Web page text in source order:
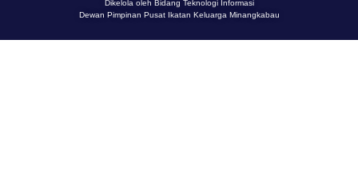
Dikelola oleh Bidang Teknologi Informasi
Dewan Pimpinan Pusat Ikatan Keluarga Minangkabau